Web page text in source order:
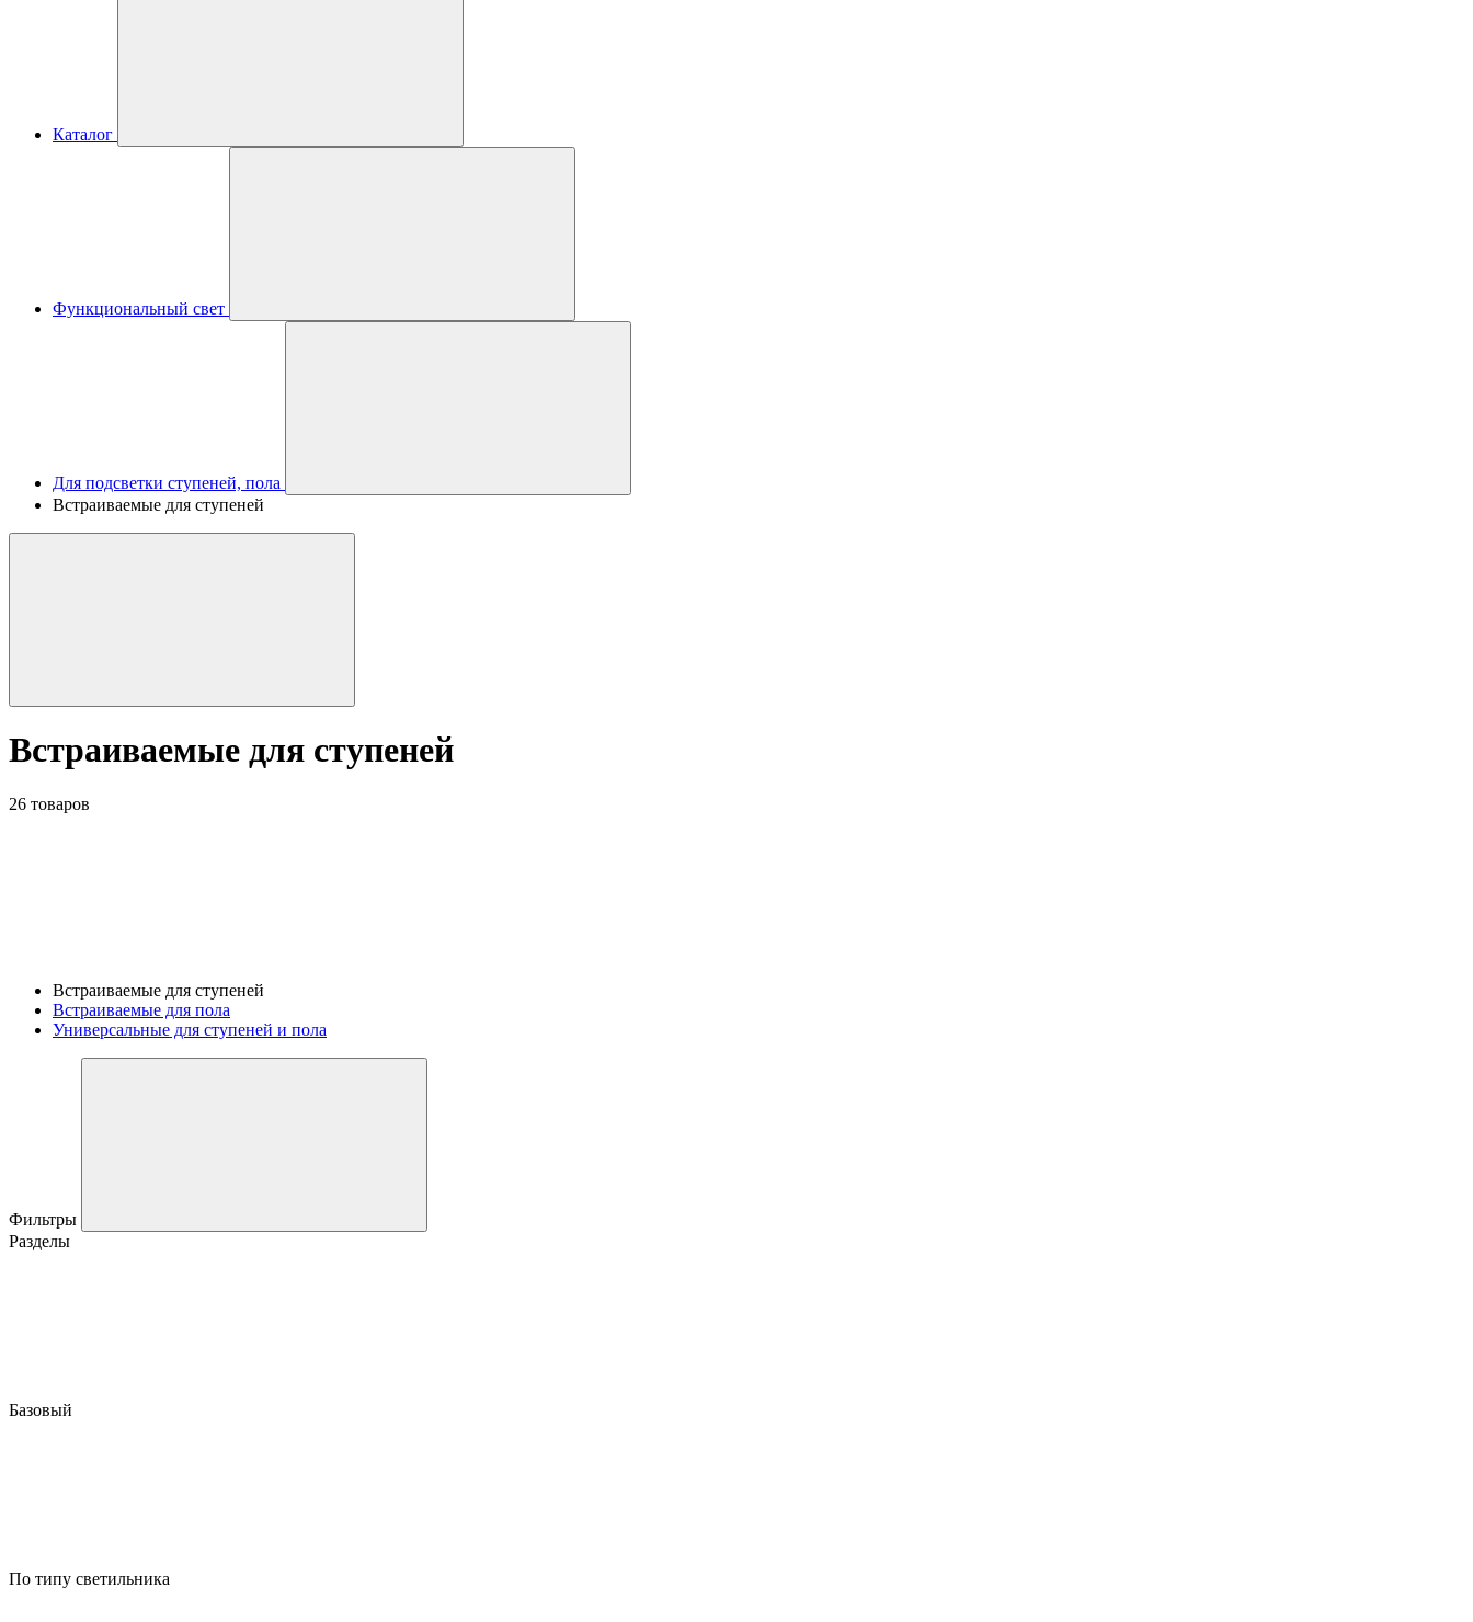
Каталог
Функциональный свет
Для подсветки ступеней, пола
Встраиваемые для ступеней
Встраиваемые для ступеней
26 товаров
Встраиваемые для ступеней
Встраиваемые для пола
Универсальные для ступеней и пола
Фильтры
Разделы
Базовый
По типу светильника